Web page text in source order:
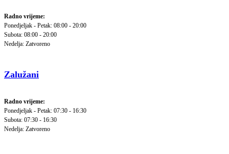
Radno vrijeme:
Ponedjeljak - Petak: 08:00 - 20:00
Subota: 08:00 - 20:00
Nedelja: Zatvoreno
Zalužani
Radno vrijeme:
Ponedjeljak - Petak: 07:30 - 16:30
Subota: 07:30 - 16:30
Nedelja: Zatvoreno